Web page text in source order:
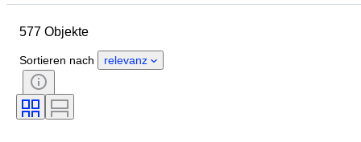
Währung
577 Objekte
Sortieren nach relevanz